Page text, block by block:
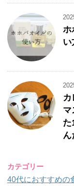
ホ
い
カ
マ
た
ん
カテゴリー
40代におすすめの